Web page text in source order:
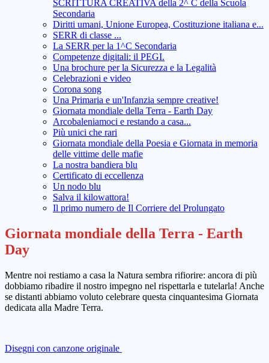
SCRITTURA CREATIVA della 2^ C della Scuola
Secondaria
Diritti umani, Unione Europea, Costituzione italiana e...
SERR di classe ...
La SERR per la 1^C Secondaria
Competenze digitali: il PEGI.
Una brochure per la Sicurezza e la Legalità
Celebrazioni e video
Corona song
Una Primaria e un'Infanzia sempre creative!
Giornata mondiale della Terra - Earth Day
Arcobaleniamoci e restando a casa...
Più unici che rari
Giornata mondiale della Poesia e Giornata in memoria
delle vittime delle mafie
La nostra bandiera blu
Certificato di eccellenza
Un nodo blu
Salva il kilowattora!
Il primo numero de Il Corriere del Prolungato
Giornata mondiale della Terra - Earth
Day
Mentre noi restiamo a casa la Natura sembra rifiorire: ancora di più
dobbiamo ribadire il nostro impegno nel rispettarla e tutelarla! Anche
se distanti abbiamo voluto celebrare questa cinquantesima Giornata
dedicata alla Madre Terra.
Disegni con canzone originale